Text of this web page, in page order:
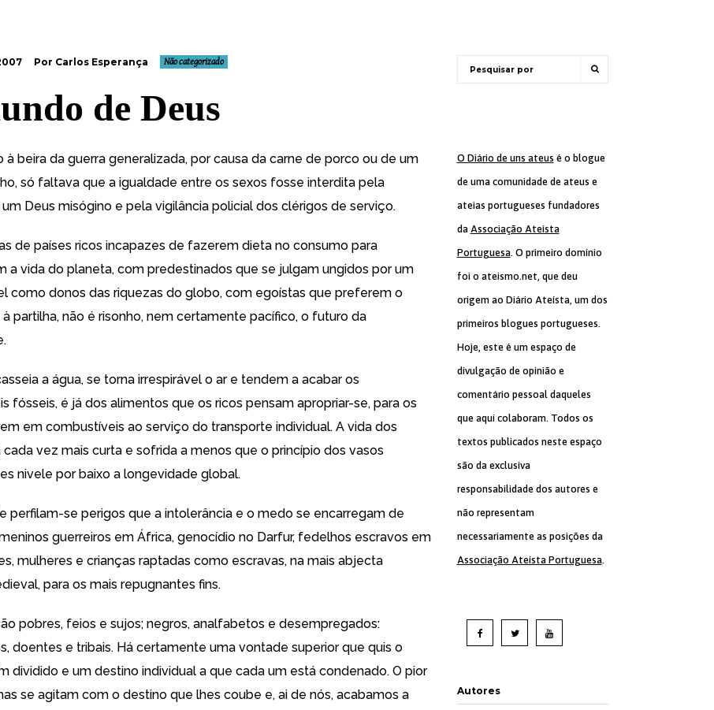
Por Carlos Esperança Não categorizado
de Deus
à beira da guerra generalizada, por causa da carne de porco ou de um
só faltava que a igualdade entre os sexos fosse interdita pela
Deus misógino e pela vigilância policial dos clérigos de serviço.
de países ricos incapazes de fazerem dieta no consumo para
a vida do planeta, com predestinados que se julgam ungidos por um
como donos das riquezas do globo, com egoístas que preferem o
partilha, não é risonho, nem certamente pacífico, o futuro da
a água, se torna irrespirável o ar e tendem a acabar os
fósseis, é já dos alimentos que os ricos pensam apropriar-se, para os
em combustíveis ao serviço do transporte individual. A vida dos
cada vez mais curta e sofrida a menos que o princípio dos vasos
nivele por baixo a longevidade global.
perfilam-se perigos que a intolerância e o medo se encarregam de
guerreiros em África, genocídio no Darfur, fedelhos escravos em
mulheres e crianças raptadas como escravas, na mais abjecta
para os mais repugnantes fins.
pobres, feios e sujos; negros, analfabetos e desempregados:
doentes e tribais. Há certamente uma vontade superior que quis o
dividido e um destino individual a que cada um está condenado. O pior
se agitam com o destino que lhes coube e, ai de nós, acabamos a
O Diário de uns ateus é o blogue
de uma comunidade de ateus e
ateias portugueses fundadores
da Associação Ateísta
Portuguesa. O primeiro domínio
foi o ateismo.net, que deu
origem ao Diário Ateísta, um dos
primeiros blogues portugueses.
Hoje, este é um espaço de
divulgação de opinião e
comentário pessoal daqueles
que aqui colaboram. Todos os
textos publicados neste espaço
são da exclusiva
responsabilidade dos autores e
não representam
necessariamente as posições da
Associação Ateísta Portuguesa.
Autores